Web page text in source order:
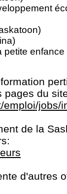
petite enfance
du
jobs/
de la
d'autres